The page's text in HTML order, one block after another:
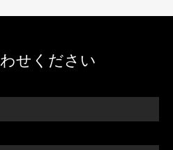
せください